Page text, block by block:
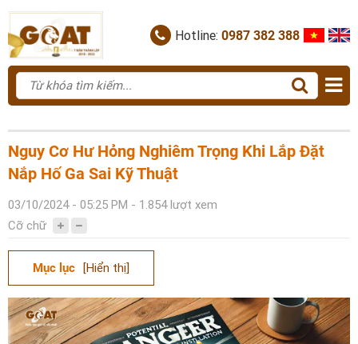
Hotline: 0987 382 388
Nguy Cơ Hư Hỏng Nghiêm Trọng Khi Lắp Đặt
Nắp Hố Ga Sai Kỹ Thuật
03/10/2024 - 05:25 PM - 1.854 lượt xem
Cỡ chữ
Mục lục [Hiển thị]